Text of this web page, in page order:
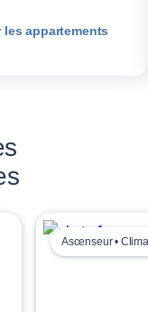
les appartements
Ascenseur •